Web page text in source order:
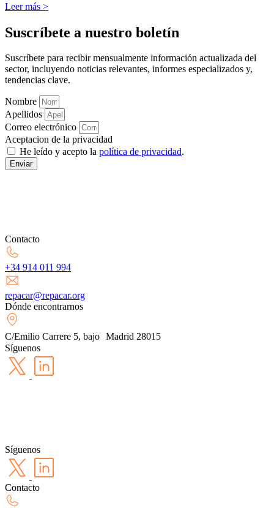
Leer más >
Suscríbete a nuestro boletín
Suscríbete para recibir mensualmente información actualizada del
sector, incluyendo noticias relevantes, informes especializados y,
tendencias clave.
Nombre
Apellidos
Correo electrónico
Aceptacion de la privacidad
He leído y acepto la política de privacidad.
Enviar
Contacto
+34 914 011 994
repacar@repacar.org
Dónde encontrarnos
C/Emilio Carrere 5, bajo Madrid 28015
Síguenos
Síguenos
Contacto